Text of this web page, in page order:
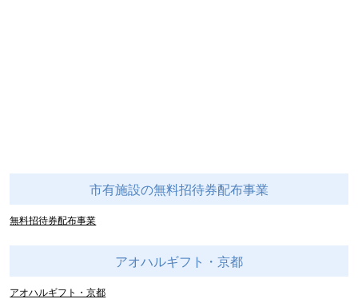
市有施設の無料招待券配布事業
無料招待券配布事業
アオハルギフト・京都
アオハルギフト・京都